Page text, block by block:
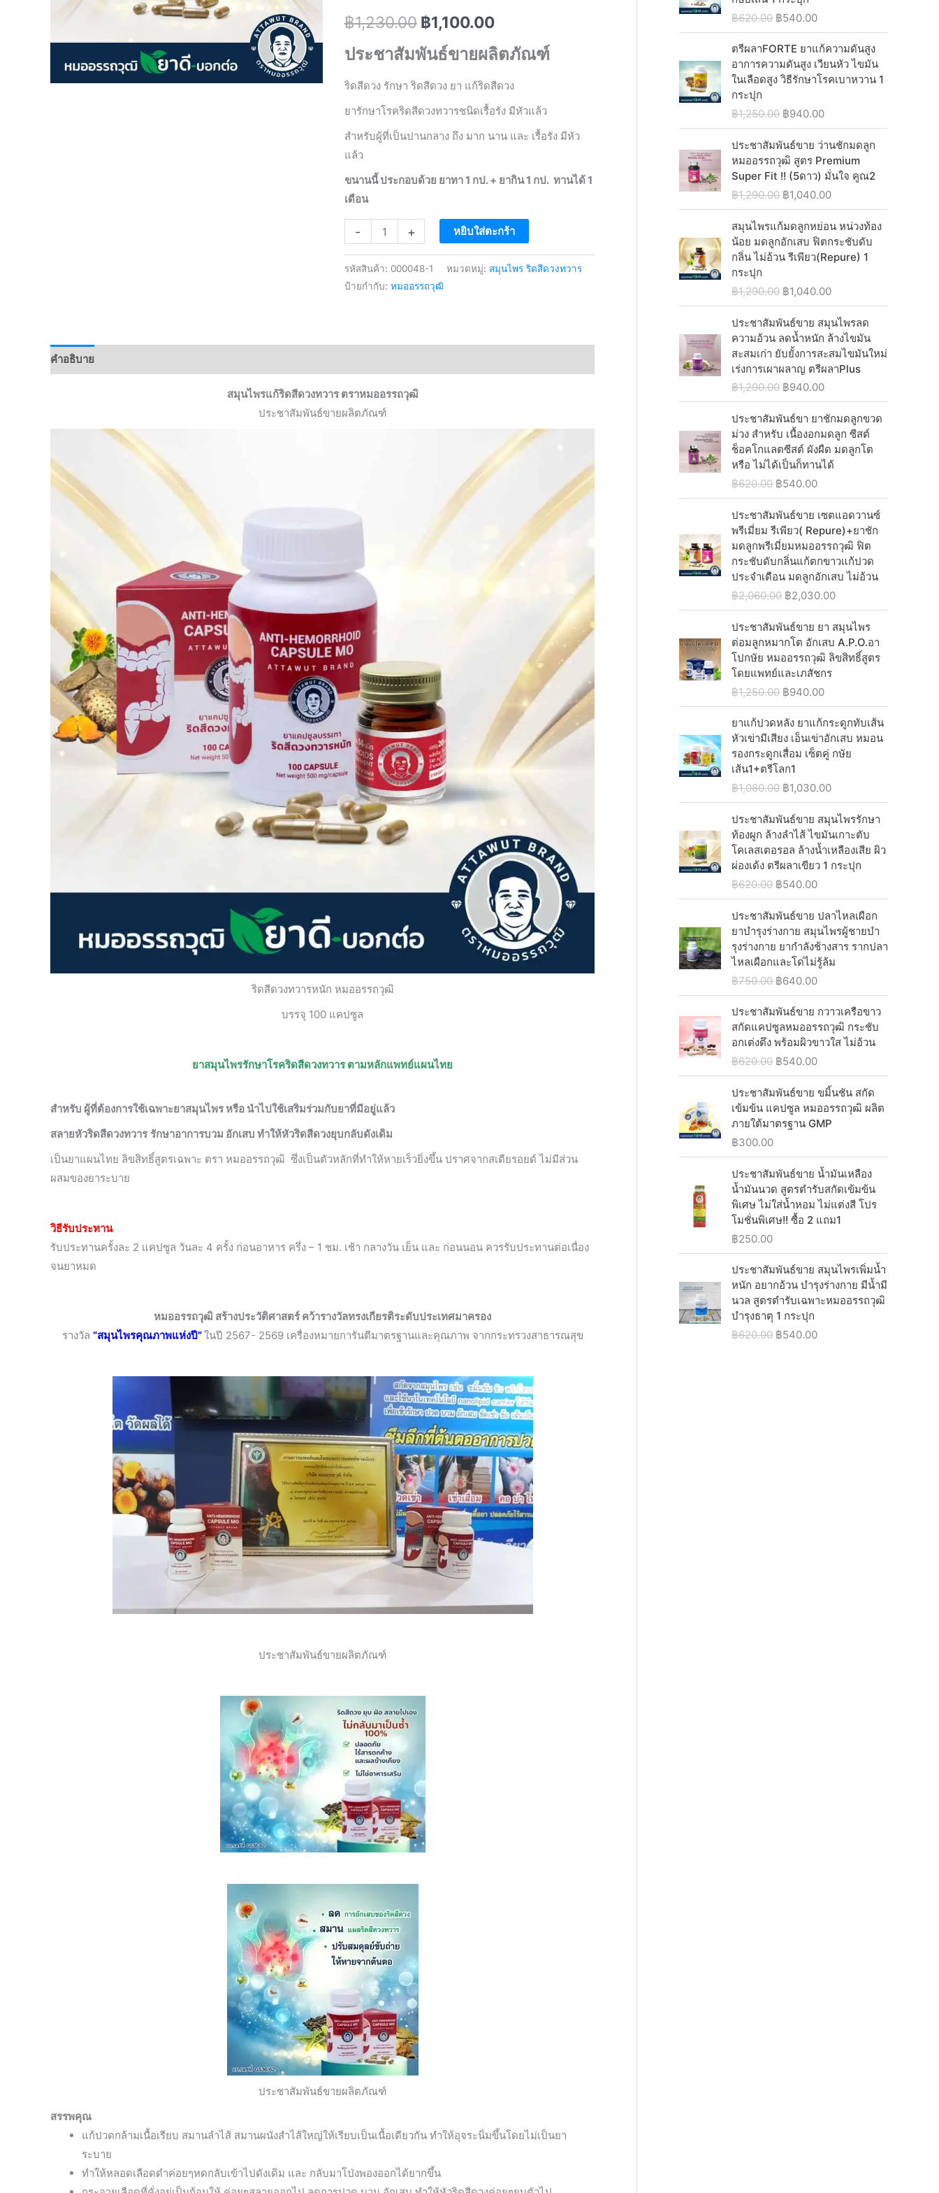
฿1,230.00 Original
price
was:
฿1,230.00.
฿1,100.00Current
price
is:
฿1,100.00.
ประชาสัมพันธ์ขายผลิตภัณฑ์
ริดสีดวง รักษา ริดสีดวง ยา แก้ริดสีดวง
ยารักษาโรคริดสีดวงทวารชนิดเรื้อรัง มีหัวแล้ว
สำหรับผู้ที่เป็นปานกลาง ถึง มาก นาน และ เรื้อรัง มีหัว
แล้ว
ขนานนี้ ประกอบด้วย ยาทา 1 กป. + ยากิน 1 กป. ทานได้ 1
เดือน
-
Anti-
Hemorrhoid
Capsule
ทวาร
ยา
(ทาน
ครึ่ง
เดือน)
+ หยิบใส่ตะกร้า
รหัสสินค้า: 000048-1 หมวดหมู่: สมุนไพร ริดสีดวงทวาร
ป้ายกำกับ: หมออรรถวุฒิ
คำอธิบาย
สมุนไพรแก้ริดสีดวงทวารตราหมออรรถวุฒิ
ประชาสัมพันธ์ขายผลิตภัณฑ์
ริดสีดวงทวารหนัก หมออรรถวุฒิ
บรรจุ 100 แคปซูล
ยาสมุนไพรรักษาโรคริดสีดวงทวาร ตามหลักแพทย์แผนไทย
สำหรับ ผู้ที่ต้องการใช้เฉพาะยาสมุนไพร หรือ นำไปใช้เสริมร่วมกับยาที่มีอยู่แล้ว
สลายหัวริดสีดวงทวาร รักษาอาการบวม อักเสบ ทำให้หัวริดสีดวงยุบกลับดังเดิม
เป็นยาแผนไทย ลิขสิทธิ์สูตรเฉพาะ ตรา หมออรรถวุฒิ ซึ่งเป็นตัวหลักที่ทำให้หายเร็วยิ่งขึ้น ปราศจากสเตียรอยด์ ไม่มีส่วน
ผสมของยาระบาย
วิธีรับประทาน
รับประทานครั้งละ 2 แคปซูล วันละ 4 ครั้ง ก่อนอาหาร ครึ่ง – 1 ชม. เช้า กลางวัน เย็น และ ก่อนนอน ควรรับประทานต่อเนื่อง
จนยาหมด
หมออรรถวุฒิ สร้างประวัติศาสตร์ คว้ารางวัลทรงเกียรติระดับประเทศมาครอง
รางวัล “สมุนไพรคุณภาพแห่งปี”ในปี 2567- 2569 เครื่องหมายการันตีมาตรฐานและคุณภาพ จากกระทรวงสาธารณสุข
ประชาสัมพันธ์ขายผลิตภัณฑ์
ประชาสัมพันธ์ขายผลิตภัณฑ์
สรรพคุณ
แก้ปวดกล้ามเนื้อเรียบ สมานลำไส้ สมานผนังสำไส้ใหญ่ให้เรียบเป็นเนื้อเดียวกัน ทำให้อุจระนิ่มขึ้นโดยไม่เป็นยา
ระบาย
ทำให้หลอดเลือดดำค่อยๆหดกลับเข้าไปดังเดิม และ กลับมาโป่งพองออกได้ยากขึ้น
n
l
p
r
e
a
s
:
฿
1
,
5
8
.
0
0
.
p
r
i
:
฿
1
,
5
3
0
.
0
.
฿620.00 O
r
i
g
i
a
p
r
i
e
a
s
:
6
2
0
.
0
0
.
฿540.00C
u
r
r
e
t
r
i
c
e
i
:
฿
5
0
.
0
0
.
ตรีผลาFORTE ยาแก้ความดันสูง
อาการความดันสูง เวียนหัว ไขมัน
ในเลือดสูง วิธีรักษาโรคเบาหวาน 1
กระปุก
฿1,250.00 O
r
i
g
i
n
l
p
r
e
a
s
:
฿
1
,
2
5
0
.
0
0
.
฿940.00C
u
r
r
e
n
p
r
i
i
:
฿
9
4
0
.
0
0
.
ประชาสัมพันธ์ขาย ว่านชักมดลูก
หมออรรถวุฒิ สูตร Premium
Super Fit !! (5ดาว) มั่นใจ คูณ2
฿1,290.00 O
r
i
g
i
a
p
r
i
c
w
s
:
฿
1
,
2
9
0
.
0
0
฿1,040.00C
u
r
r
e
t
r
i
c
e
฿
1
0
0
.
0
0
.
สมุนไพรแก้มดลูกหย่อน หน่วงท้อง
น้อย มดลูกอักเสบ ฟิตกระชับดับ
กลิ่น ไม่อ้วน รีเพียว(Repure) 1
กระปุก
฿1,290.00 O
r
i
g
i
n
a
p
r
i
c
w
s
:
฿
1
,
2
9
0
.
0
0
.
฿1,040.00C
u
r
r
e
n
r
i
c
e
฿
1
,
0
4
0
.
0
0
.
ประชาสัมพันธ์ขาย สมุนไพรลด
ความอ้วน ลดน้ำหนัก ล้างไขมัน
สะสมเก่า ยับยั้งการสะสมไขมันใหม่
เร่งการเผาผลาญ ตรีผลาPlus
฿1,290.00 O
r
i
g
i
n
a
p
r
i
c
e
a
:
฿
1
,
2
9
0
.
0
0
.
฿940.00C
u
r
r
e
n
r
i
c
e
i
:
9
4
0
.
0
0
.
ประชาสัมพันธ์ขา ยาชักมดลูกขวด
ม่วง สำหรับ เนื้องอกมดลูก ซีสต์
ช็อคโกแลตซีสต์ ผังผืด มดลูกโต
หรือ ไม่ได้เป็นก็ทานได้
฿620.00 O
r
i
g
i
n
a
l
r
i
c
e
a
:
฿
6
2
0
.
0
0
.
฿540.00C
u
r
r
e
n
t
p
i
c
e
i
:
5
4
0
0
0
.
ประชาสัมพันธ์ขาย เซตแอดวานซ์
พรีเมี่ยม รีเพียว( Repure)+ยาชัก
มดลูกพรีเมี่ยมหมออรรถวุฒิ ฟิต
กระชับดับกลิ่นแก้ตกขาวแก้ปวด
ประจำเดือน มดลูกอักเสบ ไม่อ้วน
฿2,060.00 O
r
i
g
i
n
a
p
r
i
c
w
s
:
฿
2
,
0
6
0
.
0
0
.
฿2,030.00C
u
r
r
e
i
c
:
฿
2
,
0
0
.
0
0
ประชาสัมพันธ์ขาย ยา สมุนไพร
ต่อมลูกหมากโต อักเสบ A.P.O.อา
โปกษัย หมออรรถวุฒิ ลิขสิทธิ์สูตร
โดยแพทย์และเภสัชกร
฿1,250.00 O
r
i
g
i
n
a
p
r
i
c
w
s
:
฿
1
,
2
5
0
.
0
0
.
฿940.00C
u
r
r
e
t
r
i
c
e
฿
9
4
0
0
0
.
ยาแก้ปวดหลัง ยาแก้กระดูกทับเส้น
หัวเข่ามีเสียง เอ็นเข่าอักเสบ หมอน
รองกระดูกเสื่อม เซ็ตคู่ กษัย
เส้น1+ตรีโลก1
฿1,080.00 O
r
i
g
i
n
a
p
r
i
c
w
s
:
฿
1
,
0
8
0
0
0
.
฿1,030.00C
u
r
r
e
n
r
i
c
e
฿
1
,
3
0
.
0
.
ประชาสัมพันธ์ขาย สมุนไพรรักษา
ท้องผูก ล้างลำไส้ ไขมันเกาะตับ
โคเลสเตอรอล ล้างน้ำเหลืองเสีย ผิว
ผ่องเด้ง ตรีผลาเขียว 1 กระปุก
฿620.00 O
r
i
g
i
n
a
p
r
i
e
a
s
:
6
2
0
.
0
.
฿540.00C
u
r
r
e
n
t
r
i
c
฿
5
0
.
0
0
.
ประชาสัมพันธ์ขาย ปลาไหลเผือก
ยาบำรุงร่างกาย สมุนไพรผู้ชายบํา
รุงร่างกาย ยากำลังช้างสาร รากปลา
ไหลเผือกและโด่ไม่รู้ล้ม
฿750.00 O
r
i
g
i
n
l
p
r
w
a
s
:
7
5
0
.
0
0
฿640.00C
u
r
r
e
n
p
r
i
s
:
฿
6
0
.
0
0
ประชาสัมพันธ์ขาย กวาวเครือขาว
สกัดแคปซูลหมออรรถวุฒิ กระชับ
อกเต่งตึง พร้อมผิวขาวใส ไม่อ้วน
฿620.00 O
r
i
g
i
l
p
r
i
a
s
:
฿
6
฿540.00C
u
r
r
e
p
r
i
c
:
฿
5
0
ประชาสัมพันธ์ขาย ขมิ้นชัน สกัด
เข้มข้น แคปซูล หมออรรถวุฒิ ผลิต
ภายใต้มาตรฐาน GMP
฿300.00
ประชาสัมพันธ์ขาย น้ำมันเหลือง
น้ำมันนวด สูตรตำรับสกัดเข้มข้น
พิเศษ ไม่ใส่น้ำหอม ไม่แต่งสี โปร
โมชั่นพิเศษ!! ซื้อ 2 แถม1
฿250.00
ประชาสัมพันธ์ขาย สมุนไพรเพิ่มน้ำ
หนัก อยากอ้วน บำรุงร่างกาย มีน้ำมี
นวล สูตรตำรับเฉพาะหมออรรถวุฒิ
บำรุงธาตุ 1 กระปุก
฿620.00 O
฿540.00C